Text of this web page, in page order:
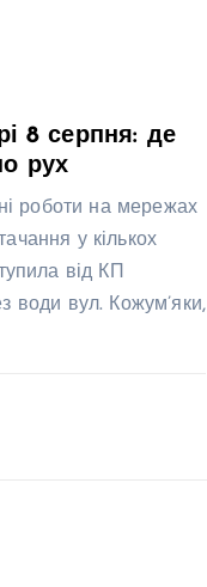
8 серпня: де
рух
роботи на мережах
у кількох
від КП
води вул. Кожум’яки,